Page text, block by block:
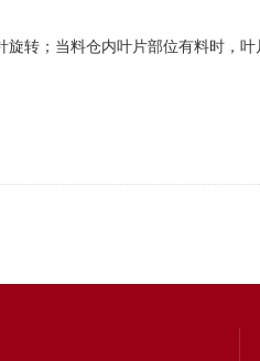
转；当料仓内叶片部位有料时，